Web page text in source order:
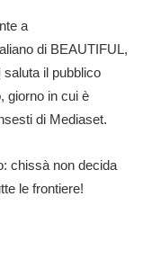
a
di BEAUTIFUL,
il pubblico
giorno in cui è
di Mediaset.
chissà non decida
le frontiere!